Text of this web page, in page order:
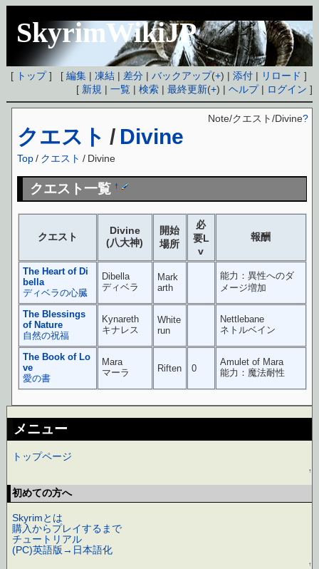
SkyrimWikiJP
[ トップ] [編集 |凍結 | 差分 |バックアップ(+) |添付 | リロード ]
[ 新規 |一覧 |検索 |最終更新(+) |ヘルプ| ログイン ]
クエスト / Divine
Note/クエスト/Divine?
Top / クエスト / Divine
クエスト一覧†
クエスト
Divine
(八大神)
開始
場所
必
要L
v
報酬
The Heart of Di
bella
ディベラの心臓
Dibella
ディベラ
Mark
arth
能力：異性へのダ
メージ増加
The Blessings
of Nature
自然の祝福
Kynareth
キナレス
White
run
Nettlebane
ネトルベイン
The Book of Lo
ve
愛の書
Mara
マーラ
Riften 0
Amulet of Mara
能力：魔法耐性
メニュー
トップページ
↑
初めての方へ
Skyrimとは
購入からプレイするまで
チュートリアル
(PC)英語版→日本語化
↑